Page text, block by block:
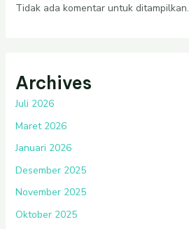
Tidak ada komentar untuk ditampilkan.
Archives
Juli 2026
Maret 2026
Januari 2026
Desember 2025
November 2025
Oktober 2025